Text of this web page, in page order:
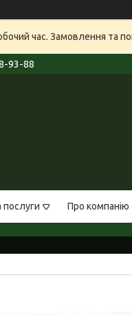
час. Замовлення та
93-88
послуги Про компанію